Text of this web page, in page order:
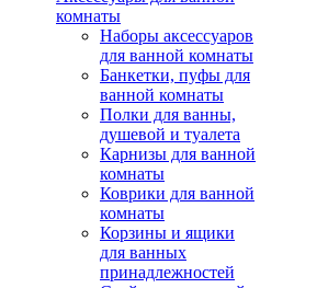
комнаты
Наборы аксессуаров
для ванной комнаты
Банкетки, пуфы для
ванной комнаты
Полки для ванны,
душевой и туалета
Карнизы для ванной
комнаты
Коврики для ванной
комнаты
Корзины и ящики
для ванных
принадлежностей